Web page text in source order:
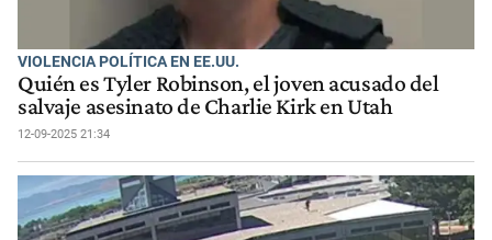
VIOLENCIA POLÍTICA EN EE.UU.
Quién es Tyler Robinson, el joven acusado del
salvaje asesinato de Charlie Kirk en Utah
12-09-2025 21:34